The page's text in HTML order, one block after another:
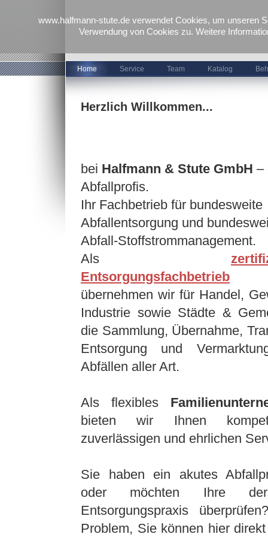
Home Service Team Katalog
Herzlich Willkommen...
bei Halfmann & Stute GmbH –
Abfallprofis.
Ihr Fachbetrieb für bundesweite
Abfallentsorgung und
Abfall-Stoffstrommanagement.
Als
Entsorgungsfachbetrieb
übernehmen wir für Handel,
Industrie sowie Städte &
die Sammlung, Übernahme,
Entsorgung und
Abfällen aller Art.
Als flexibles
bieten wir Ihnen
zuverlässigen und ehrlichen
Sie haben ein akutes
oder möchten Ihre
Entsorgungspraxis
Problem, Sie können hier
www.halfmann-stute.de verwendet Cookies, um unseren
Verwendung von Cookies zu. Weitere